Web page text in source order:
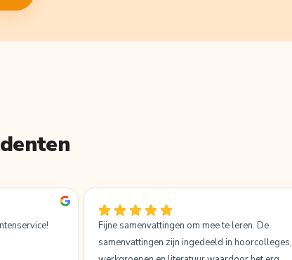
Fijne samenvattingen om mee te leren. De
samenvattingen zijn ingedeeld in hoorcolleges,